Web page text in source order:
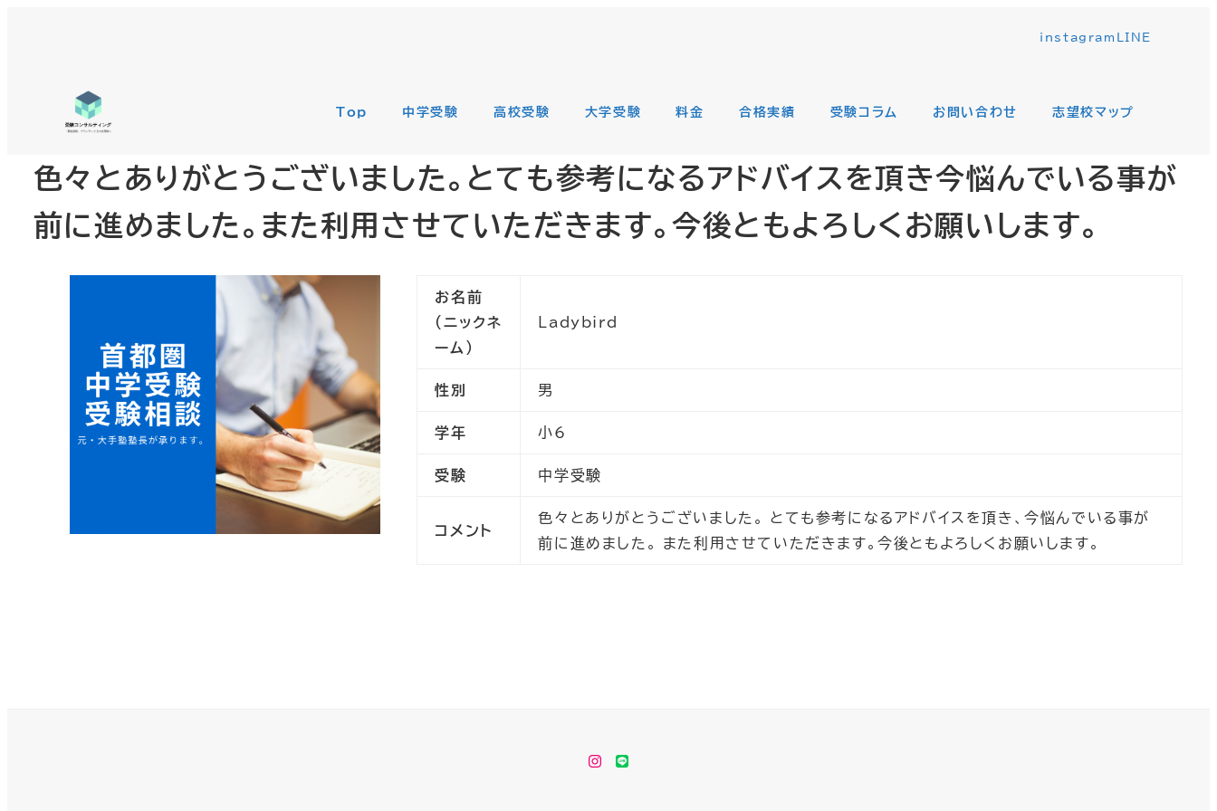
instagram LINE
Top 中学受験 高校受験 大学受験 料金 合格実績 受験コラム お問い合わせ 志望校マップ
色々とありがとうございました。とても参考になるアドバイスを頂き今悩んでいる事が
前に進めました。また利用させていただきます。今後ともよろしくお願いします。
お名前
（ニックネ
ーム）
Ladybird
性別 男
学年 小6
受験 中学受験
コメント
色々とありがとうございました。 とても参考になるアドバイスを頂き、今悩んでいる事が
前に進めました。 また利用させていただきます。今後ともよろしくお願いします。
instagram
LINE